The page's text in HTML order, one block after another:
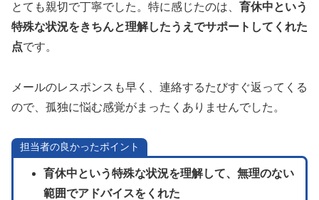
とても親切で丁寧でした。特に感じたのは、 育休中という
特殊な状況をきちんと理解したうえでサポートしてくれた
点です。
メールのレスポンスも早く、連絡するたびすぐ返ってくる
ので、孤独に悩む感覚がまったくありませんでした。
担当者の良かったポイント
育休中という特殊な状況を理解して、無理のない
範囲でアドバイスをくれた